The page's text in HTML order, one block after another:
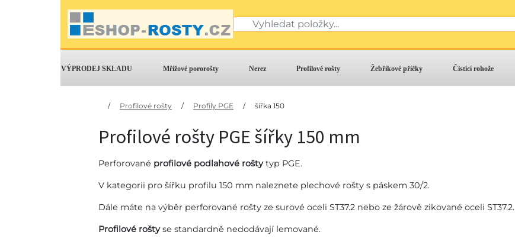
VÝPRODEJ SKLADU Mřížové pororošty Nerez Profilové rošty Žebříkové příčky Čistící rohože
/ Profilové rošty / Profily PGE / šířka 150
Profilové rošty PGE šířky 150 mm
Perforované profilové podlahové roštytyp PGE.
V kategorii pro šířku profilu 150 mm naleznete plechové rošty s páskem 30/2.
Dále máte na výběr perforované rošty ze surové oceli ST37.2 nebo ze žárově zikované oceli ST37.2.
Profilové roštyse standardně nedodávají lemované.